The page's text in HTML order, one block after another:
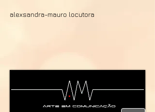
alexsandra-mauro locutora